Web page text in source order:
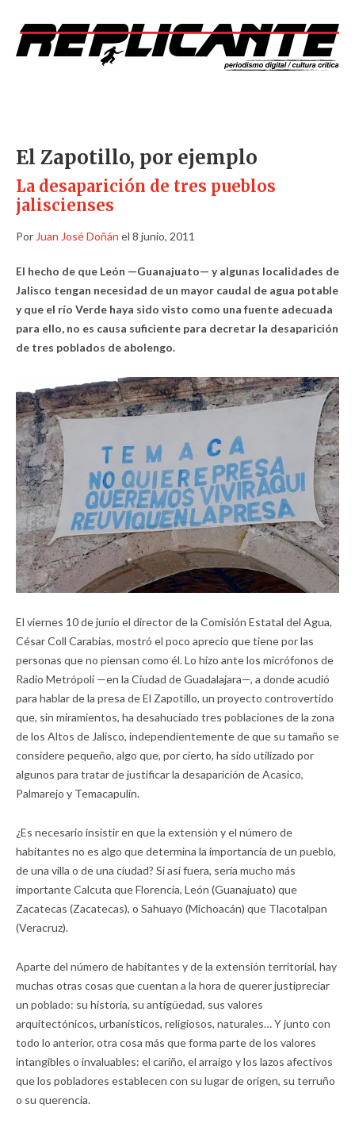
El Zapotillo, por ejemplo
La desaparición de tres pueblos
jaliscienses
Por Juan José Doñán el 8 junio, 2011
El hecho de que León —Guanajuato— y algunas localidades de
Jalisco tengan necesidad de un mayor caudal de agua potable
y que el río Verde haya sido visto como una fuente adecuada
para ello, no es causa suficiente para decretar la desaparición
de tres poblados de abolengo.
El viernes 10 de junio el director de la Comisión Estatal del Agua,
César Coll Carabias, mostró el poco aprecio que tiene por las
personas que no piensan como él. Lo hizo ante los micrófonos de
Radio Metrópoli —en la Ciudad de Guadalajara—, a donde acudió
para hablar de la presa de El Zapotillo, un proyecto controvertido
que, sin miramientos, ha desahuciado tres poblaciones de la zona
de los Altos de Jalisco, independientemente de que su tamaño se
considere pequeño, algo que, por cierto, ha sido utilizado por
algunos para tratar de justificar la desaparición de Acasico,
Palmarejo y Temacapulín.
¿Es necesario insistir en que la extensión y el número de
habitantes no es algo que determina la importancia de un pueblo,
de una villa o de una ciudad? Si así fuera, sería mucho más
importante Calcuta que Florencia, León (Guanajuato) que
Zacatecas (Zacatecas), o Sahuayo (Michoacán) que Tlacotalpan
(Veracruz).
Aparte del número de habitantes y de la extensión territorial, hay
muchas otras cosas que cuentan a la hora de querer justipreciar
un poblado: su historia, su antigüedad, sus valores
arquitectónicos, urbanísticos, religiosos, naturales… Y junto con
todo lo anterior, otra cosa más que forma parte de los valores
intangibles o invaluables: el cariño, el arraigo y los lazos afectivos
que los pobladores establecen con su lugar de origen, su terruño
o su querencia.